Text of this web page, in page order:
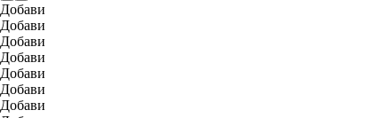
Добави
Добави
Добави
Добави
Добави
Добави
Добави